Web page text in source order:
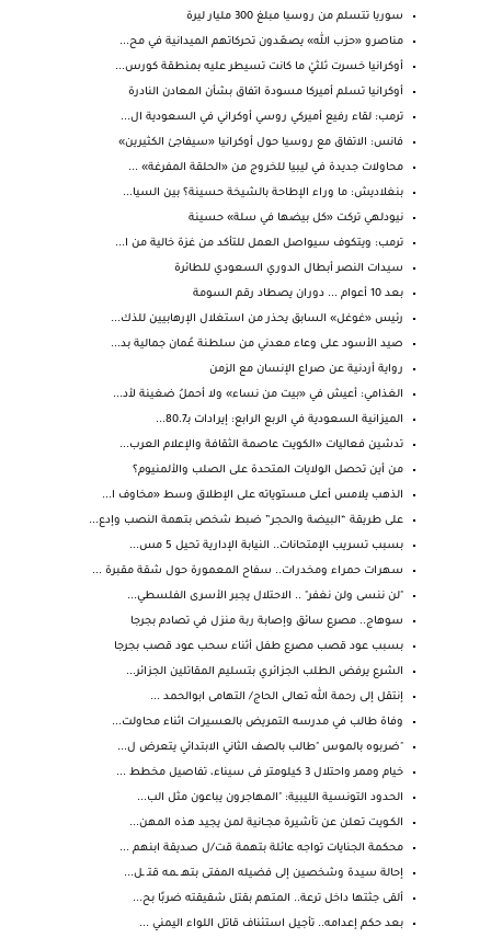
سوريا تتسلم من روسيا مبلغ 300 مليار ليرة
مناصرو «حزب الله» يصعّدون تحركاتهم الميدانية في مح...
أوكرانيا خسرت ثلثيْ ما كانت تسيطر عليه بمنطقة كورس...
أوكرانيا تسلم أميركا مسودة اتفاق بشأن المعادن النادرة
ترمب: لقاء رفيع أميركي روسي أوكراني في السعودية ال...
فانس: الاتفاق مع روسيا حول أوكرانيا «سيفاجئ الكثيرين»
محاولات جديدة في ليبيا للخروج من «الحلقة المفرغة» ...
بنغلاديش: ما وراء الإطاحة بالشيخة حسينة؟ بين السيا...
نيودلهي تركت «كل بيضها في سلة» حسينة
ترمب: ويتكوف سيواصل العمل للتأكد من غزة خالية من ا...
سيدات النصر أبطال الدوري السعودي للطائرة
بعد 10 أعوام ... دوران يصطاد رقم السومة
رئيس «غوغل» السابق يحذر من استغلال الإرهابيين للذك...
صيد الأسود على وعاء معدني من سلطنة عُمان جمالية بد...
رواية أردنية عن صراع الإنسان مع الزمن
الغذامي: أعيش في «بيت من نساء» ولا أحملُ ضغينة لأد...
الميزانية السعودية في الربع الرابع: إيرادات بـ80.7...
تدشين فعاليات «الكويت عاصمة الثقافة والإعلام العرب...
من أين تحصل الولايات المتحدة على الصلب والألمنيوم؟
الذهب يلامس أعلى مستوياته على الإطلاق وسط «مخاوف ا...
على طريقة “البيضة والحجر” ضبط شخص بتهمة النصب وإدع...
بسبب تسريب الإمتحانات.. النيابة الإدارية تحيل 5 مس...
سهرات حمراء ومخدرات.. سفاح المعمورة حول شقة مقبرة ...
"لن ننسى ولن نغفر" .. الاحتلال يجبر الأسرى الفلسطي...
سوهاج.. مصرع سائق وإصابة ربة منزل في تصادم بجرجا
بسبب عود قصب مصرع طفل أثناء سحب عود قصب بجرجا
الشرع يرفض الطلب الجزائري بتسليم المقاتلين الجزائر...
إنتقل إلى رحمة الله تعالى الحاج/ التهامى ابوالحمد ...
وفاة طالب في مدرسه التمريض بالعسيرات اثناء محاولت...
"ضربوه بالموس "طالب بالصف الثاني الابتدائي يتعرض ل...
خيام وممر واحتلال 3 كيلومتر فى سيناء، تفاصيل مخطط ...
الحدود التونسية الليبية: "المهاجرون يباعون مثل الب...
الكـويت تعلن عن تأشيرة مجــانية لمن يجيد هذه المهن...
محكمة الجنايات تواجه عائلة بتهمة قت/ل صديقة ابنهم ...
إحالة سيدة وشخصين إلى فضيله المفتى بتهـ ـمه قتـ ـل...
ألقى جثتها داخل ترعة.. المتهم بقتل شقيقته ضربًا بح...
بعد حكم إعدامه.. تأجيل استئناف قاتل اللواء اليمني ...